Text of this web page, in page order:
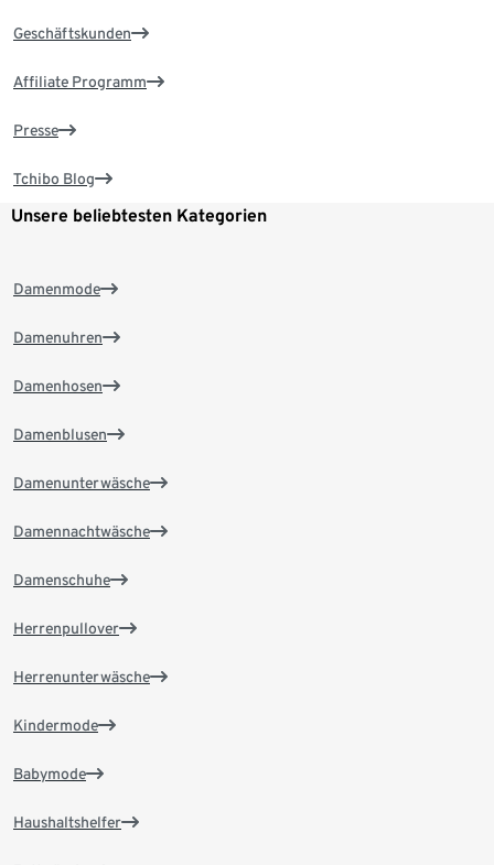
Geschäftskunden
Affiliate Programm
Presse
Tchibo Blog
Unsere beliebtesten Kategorien
Damenmode
Damenuhren
Damenhosen
Damenblusen
Damenunterwäsche
Damennachtwäsche
Damenschuhe
Herrenpullover
Herrenunterwäsche
Kindermode
Babymode
Haushaltshelfer